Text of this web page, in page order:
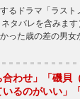
るドラマ「ラスト
タバレを含みま
った歳の差の男
合わせ」「磯貝
るのがいい」